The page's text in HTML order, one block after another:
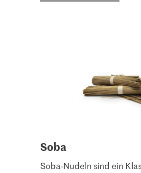
Soba
Soba-Nudeln sind ein